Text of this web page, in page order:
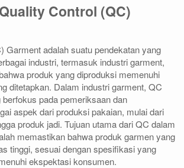
Control (QC)
Garment adalah suatu pendekatan yang
industri, termasuk industri garment,
produk yang diproduksi memenuhi
ditetapkan. Dalam industri garment, QC
pada pemeriksaan dan
aspek dari produksi pakaian, mulai dari
produk jadi. Tujuan utama dari QC dalam
memastikan bahwa produk garmen yang
tinggi, sesuai dengan spesifikasi yang
ekspektasi konsumen.